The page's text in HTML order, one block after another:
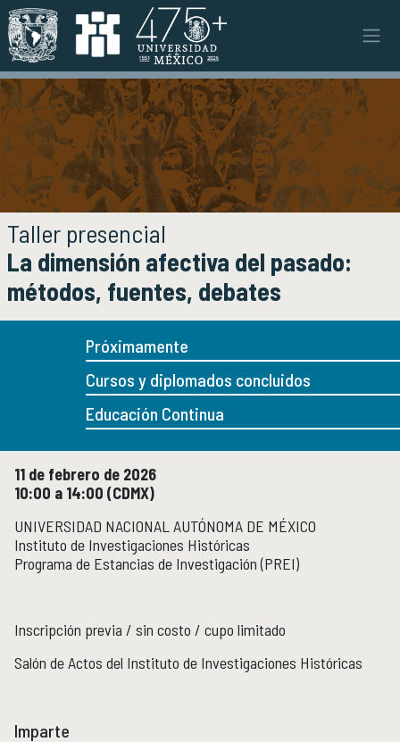
Pasar al contenido principal
Instituto
INSTITUTO
Objetivos y funciones
Misión y visión
Ejes estratégicos
Directorio y planta académica
Documentos institucionales
Órganos colegiados
Normatividad y gestiones
Investigación
INVESTIGACIÓN
Áreas de investigación e investigadores
Proyectos de investigación
Investigación posdoctoral
Actividades académicas
ACTIVIDADES ACADÉMICAS
Actividades académicas por año
Formación
FORMACIÓN
Olimpiadas
Cursos y diplomados vigentes
Taller presencial
La dimensión afectiva del pasado:
métodos, fuentes, debates
Próximamente
Cursos y diplomados concluidos
Educación Continua
11 de febrero de 2026
10:00 a 14:00 (CDMX)
UNIVERSIDAD NACIONAL AUTÓNOMA DE MÉXICO
Instituto de Investigaciones Históricas
Programa de Estancias de Investigación (PREI)
Inscripción previa / sin costo / cupo limitado
Salón de Actos del Instituto de Investigaciones Históricas
Imparte